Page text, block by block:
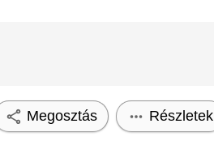
Megosztás Részletek